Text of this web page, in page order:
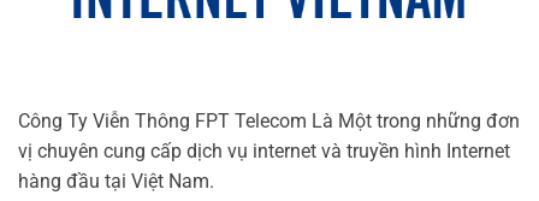
Công Ty Viễn Thông FPT Telecom Là Một trong những đơn
vị chuyên cung cấp dịch vụ internet và truyền hình Internet
hàng đầu tại Việt Nam.